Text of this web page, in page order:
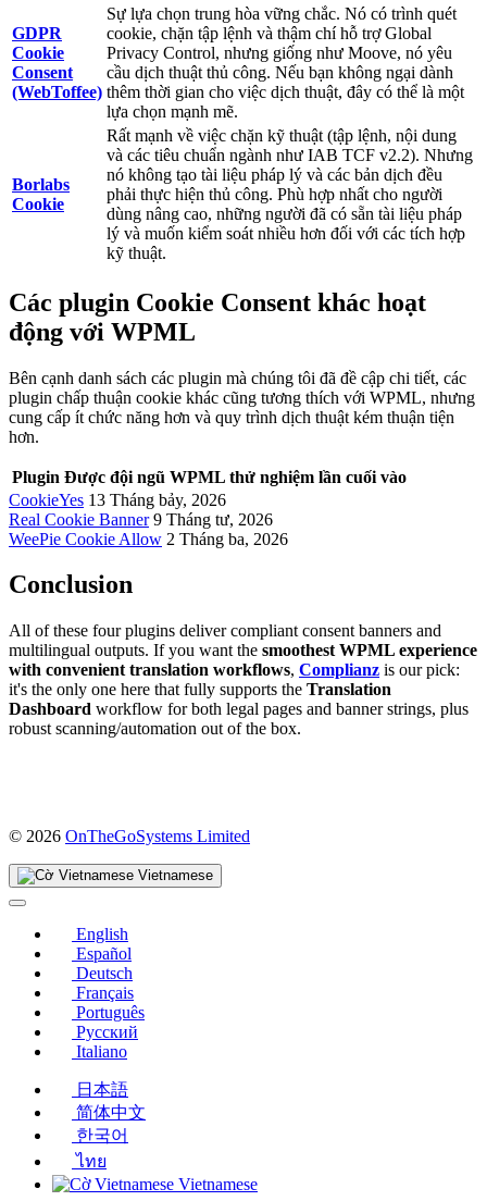
GDPR
Cookie
Consent
(WebToffee)
Sự lựa chọn trung hòa vững chắc. Nó có trình quét
cookie, chặn tập lệnh và thậm chí hỗ trợ Global
Privacy Control, nhưng giống như Moove, nó yêu
cầu dịch thuật thủ công. Nếu bạn không ngại dành
thêm thời gian cho việc dịch thuật, đây có thể là một
lựa chọn mạnh mẽ.
Borlabs
Cookie
Rất mạnh về việc chặn kỹ thuật (tập lệnh, nội dung
và các tiêu chuẩn ngành như IAB TCF v2.2). Nhưng
nó không tạo tài liệu pháp lý và các bản dịch đều
phải thực hiện thủ công. Phù hợp nhất cho người
dùng nâng cao, những người đã có sẵn tài liệu pháp
lý và muốn kiểm soát nhiều hơn đối với các tích hợp
kỹ thuật.
Các plugin Cookie Consent khác hoạt
động với WPML
Bên cạnh danh sách các plugin mà chúng tôi đã đề cập chi tiết, các
plugin chấp thuận cookie khác cũng tương thích với WPML, nhưng
cung cấp ít chức năng hơn và quy trình dịch thuật kém thuận tiện
hơn.
Plugin Được đội ngũ WPML thử nghiệm lần cuối vào
CookieYes 13 Tháng bảy, 2026
Real Cookie Banner9 Tháng tư, 2026
WeePie Cookie Allow 2 Tháng ba, 2026
Conclusion
All of these four plugins deliver compliant consent banners and
multilingual outputs. If you want the smoothest WPML experience
with convenient translation workflows, Complianz is our pick:
it's the only one here that fully supports the Translation
Dashboard workflow for both legal pages and banner strings, plus
robust scanning/automation out of the box.
© 2026 OnTheGoSystems Limited
Vietnamese
English
Español
Deutsch
Français
Português
Русский
Italiano
日本語
简体中文
한국어
ไทย
Vietnamese